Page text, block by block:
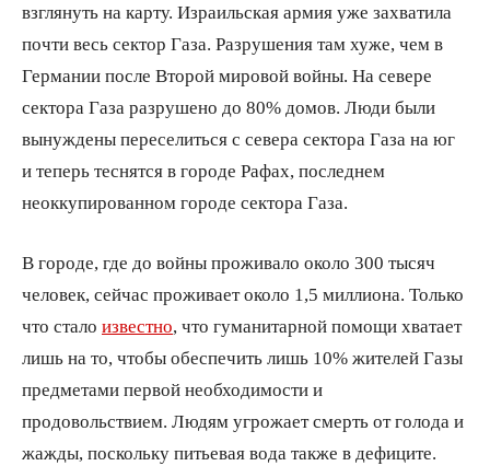
взглянуть на карту. Израильская армия уже захватила
почти весь сектор Газа. Разрушения там хуже, чем в
Германии после Второй мировой войны. На севере
сектора Газа разрушено до 80% домов. Люди были
вынуждены переселиться с севера сектора Газа на юг
и теперь теснятся в городе Рафах, последнем
неоккупированном городе сектора Газа.
В городе, где до войны проживало около 300 тысяч
человек, сейчас проживает около 1,5 миллиона. Только
что стало известно , что гуманитарной помощи хватает
лишь на то, чтобы обеспечить лишь 10% жителей Газы
предметами первой необходимости и
продовольствием. Людям угрожает смерть от голода и
жажды, поскольку питьевая вода также в дефиците.